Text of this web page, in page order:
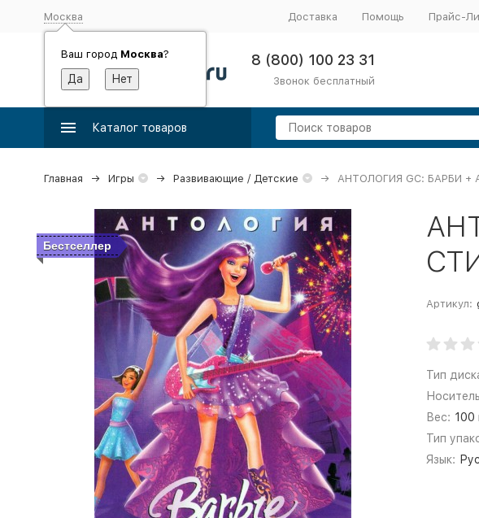
Москва
Ваш город Москва?
Доставка Помощь Прайс-
8 (800) 100 23 31
Звонок бесплатный
Каталог товаров
Главная Игры Развивающие / Детские АНТОЛОГИЯ GC: БАРБИ +
Бестселлер
Артикул:
Тип
Вес: 100
Тип
Язык: